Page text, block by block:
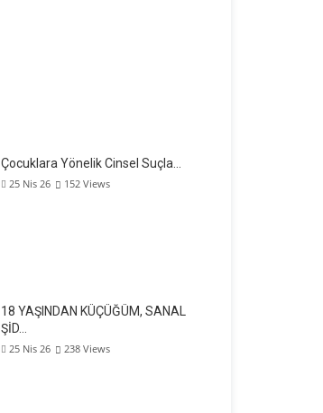
Çocuklara Yönelik Cinsel Suçla…
25 Nis 26 152 Views
18 YAŞINDAN KÜÇÜĞÜM, SANAL
ŞİD…
25 Nis 26 238 Views